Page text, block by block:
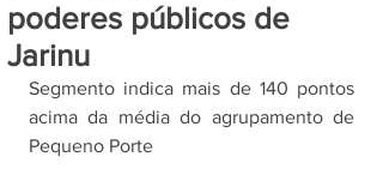
poderes públicos de
Jarinu
Segmento indica mais de 140 pontos
acima da média do agrupamento de
Pequeno Porte